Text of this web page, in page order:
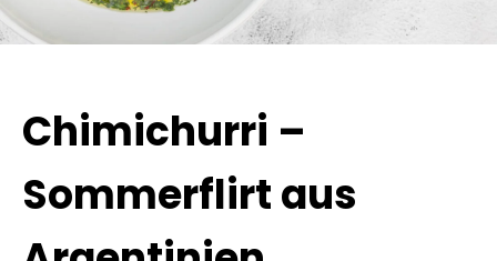
Chimichurri –
Sommerflirt aus